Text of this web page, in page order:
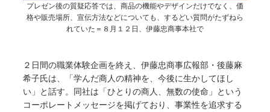
プレゼン後の質疑応答では、商品の機能やデザインだけでなく、価
格や販売場所、宣伝方法などについても、するどい質問がたずねら
れていた＝８月１２日、伊藤忠商事本社で
２日間の職業体験企画を終え、伊藤忠商事広報部・後藤麻
希子氏は、「学んだ商人の精神を、今後に生かしてほし
い」と話す。同社は「ひとりの商人、無数の使命」という
コーポレートメッセージを掲げており、事業性を追求する